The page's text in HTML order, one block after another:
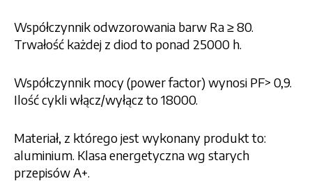
Współczynnik odwzorowania barw Ra ≥ 80.
Trwałość każdej z diod to ponad 25000 h.
Współczynnik mocy (power factor) wynosi PF> 0,9.
Ilość cykli włącz/wyłącz to 18000.
Materiał, z którego jest wykonany produkt to:
aluminium. Klasa energetyczna wg starych
przepisów A+.